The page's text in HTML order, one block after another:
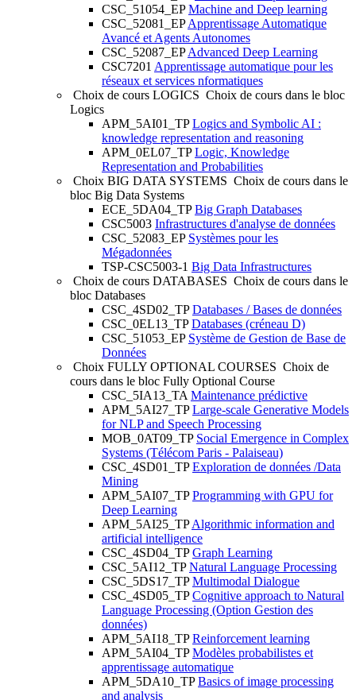
CSC_51054_EP Machine and Deep learning
CSC_52081_EPApprentissage Automatique
Avancé et Agents Autonomes
CSC_52087_EPAdvanced Deep Learning
CSC7201 Apprentissage automatique pour les
réseaux et services nformatiques
Choix de cours LOGICS Choix de cours dans le bloc
Logics
APM_5AI01_TP Logics and Symbolic AI :
knowledge representation and reasoning
APM_0EL07_TP Logic, Knowledge
Representation and Probabilities
Choix BIG DATA SYSTEMS Choix de cours dans le
bloc Big Data Systems
ECE_5DA04_TP Big Graph Databases
CSC5003 Infrastructures d'analyse de données
CSC_52083_EP Systèmes pour les
Mégadonnées
TSP-CSC5003-1 Big Data Infrastructures
Choix de cours DATABASES Choix de cours dans le
bloc Databases
CSC_4SD02_TP Databases / Bases de données
CSC_0EL13_TP Databases (créneau D)
CSC_51053_EP Système de Gestion de Base de
Données
Choix FULLY OPTIONAL COURSES Choix de
cours dans le bloc Fully Optional Course
CSC_5IA13_TA Maintenance prédictive
APM_5AI27_TP Large-scale Generative Models
for NLP and Speech Processing
MOB_0AT09_TP Social Emergence in Complex
Systems (Télécom Paris - Palaiseau)
CSC_4SD01_TP Exploration de données /Data
Mining
APM_5AI07_TP Programming with GPU for
Deep Learning
APM_5AI25_TPAlgorithmic information and
artificial intelligence
CSC_4SD04_TP Graph Learning
CSC_5AI12_TP Natural Language Processing
CSC_5DS17_TP Multimodal Dialogue
CSC_4SD05_TP Cognitive approach to Natural
Language Processing (Option Gestion des
données)
APM_5AI18_TP Reinforcement learning
APM_5AI04_TP Modèles probabilistes et
apprentissage automatique
APM_5DA10_TP Basics of image processing
and analysis